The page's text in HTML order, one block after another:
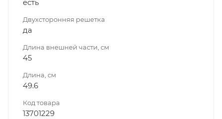
есть
Двухсторонняя решетка
да
Длина внешней части, см
45
Длина, см
49.6
Код товара
13701229